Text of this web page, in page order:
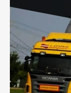
Цена
- Перевозка
перевозку